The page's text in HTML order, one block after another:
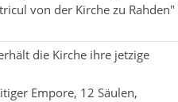
von der Kirche zu Rahden"
die Kirche ihre jetzige
Empore, 12 Säulen,